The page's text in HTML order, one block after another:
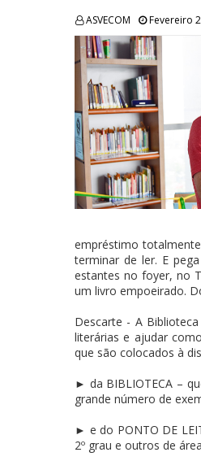
ASVECOM Fevereiro
empréstimo
terminar de ler. E
estantes no foyer, no
um livro empoeirado.
Descarte - A
literárias e ajudar
que são colocados à
► da BIBLIOTECA –
grande número de
► e do PONTO DE
2º grau e outros de